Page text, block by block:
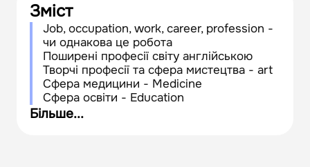
Зміст
Job, occupation, work, career, profession -
чи однакова це робота
Поширені професії світу англійською
Творчі професії та сфера мистецтва - art
Сфера медицини - Medicine
Сфера освіти - Education
Сфера державної служби - Government
Більше...